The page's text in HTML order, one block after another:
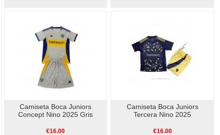
Camiseta Boca Juniors
Concept Nino 2025 Gris
€16.00
Camiseta Boca Juniors
Tercera Nino 2025
€16.00